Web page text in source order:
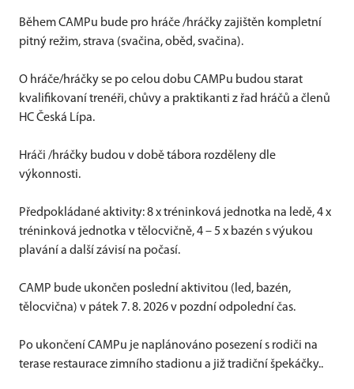
Během CAMPu bude pro hráče /hráčky zajištěn kompletní
pitný režim, strava (svačina, oběd, svačina).
O hráče/hráčky se po celou dobu CAMPu budou starat
kvalifikovaní trenéři, chůvy a praktikanti z řad hráčů a členů
HC Česká Lípa.
Hráči /hráčky budou v době tábora rozděleny dle
výkonnosti.
Předpokládané aktivity: 8 x tréninková jednotka na ledě, 4 x
tréninková jednotka v tělocvičně, 4 – 5 x bazén s výukou
plavání a další závisí na počasí.
CAMP bude ukončen poslední aktivitou (led, bazén,
tělocvična) v pátek 7. 8. 2026 v pozdní odpolední čas.
Po ukončení CAMPu je naplánováno posezení s rodiči na
terase restaurace zimního stadionu a již tradiční špekáčky..